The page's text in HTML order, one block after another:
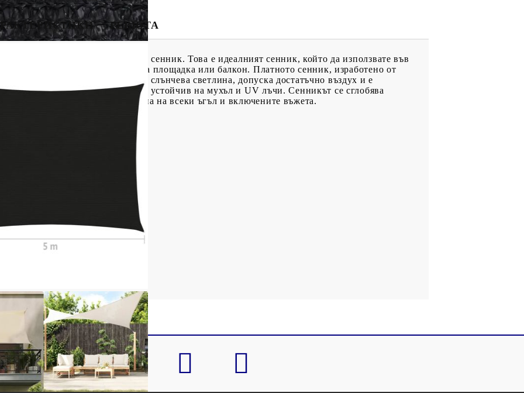
РЕВЮТА
където пожелаете, с този HDPE сенник. Това е идеалният сенник, който да използвате във
вашата градина, тераса, детска площадка или балкон. Платното сенник, изработено от
ви предпазва от пряка слънчева светлина, допуска достатъчно въздух и е
е специално обработен, за да е устойчив на мухъл и UV лъчи. Сенникът се сглобява
елементи от неръждаема стомана на всеки ъгъл и включените въжета.